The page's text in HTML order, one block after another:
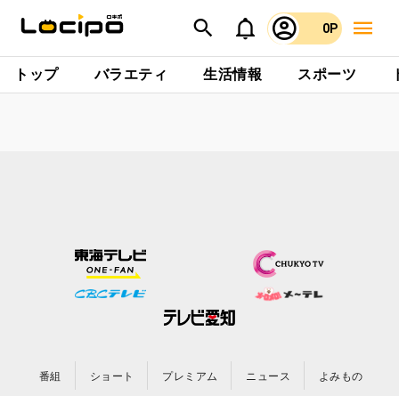
0P
トップ バラエティ 生活情報 スポーツ
番組 ショート プレミアム ニュース よみもの